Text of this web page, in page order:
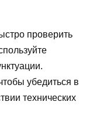
проверить
убедиться в
технических